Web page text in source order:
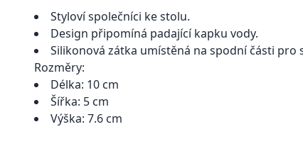
Styloví společníci ke stolu.
Design připomíná padající kapku vody.
Silikonová zátka umístěná na spodní části pro
Rozměry:
Délka: 10 cm
Šířka: 5 cm
Výška: 7.6 cm